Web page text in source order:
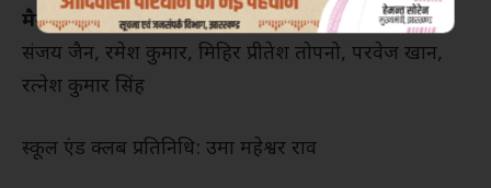
मैनेजिंग कमेटी के सदस्य:
संजय जैन, रमेश कुमार, मिहिर प्रीतेश तोपनो, परवेज खान,
रत्नेश कुमार सिंह
स्कूल एंड क्लब प्रतिनिधि: उमा महेश्वर राव